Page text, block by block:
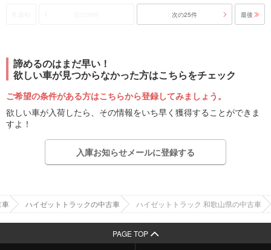
次の25件 最後
諦めるのはまだ早い！
欲しい車が見つからなかった方はこちらをチェック
ご希望の条件がある方はこちらから登録してみましょう。
欲しい車が入荷したら、その情報をいち早く獲得することができま
すよ！
入庫お知らせメールに登録する
車 ハイゼットトラックの中古車 ハイゼットトラック 和歌山県の中古車
PAGE TOP